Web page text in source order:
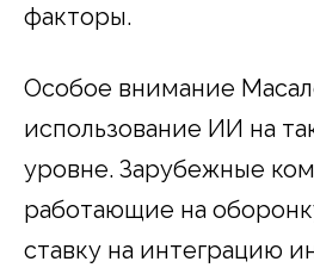
факторы.
Особое внимание
использование ИИ на
уровне. Зарубежные
работающие на
ставку на интеграцию